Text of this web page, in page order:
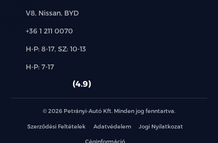
Hazakísérő fény
Automata fényszóró
Automata távolsági / tompított fényszóró
Fényezett ajtókilincs
Márkák:
V8, Nissan, BYD
Telefon:
+36 1 211 0070
Új-
használt
H-P: 8-17, SZ: 10-13
Alkatrész,
H-P: 7-17
4.9
© 2026 Petrányi-Autó Kft. Minden jog fenntartva.
Szerződési Feltételek Adatvédelem Jogi Nyilatkozat
Céginformáció